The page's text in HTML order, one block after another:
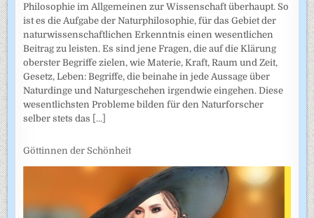
Philosophie im Allgemeinen zur Wissenschaft überhaupt. So
ist es die Aufgabe der Naturphilosophie, für das Gebiet der
naturwissenschaftlichen Erkenntnis einen wesentlichen
Beitrag zu leisten. Es sind jene Fragen, die auf die Klärung
oberster Begriffe zielen, wie Materie, Kraft, Raum und Zeit,
Gesetz, Leben: Begriffe, die beinahe in jede Aussage über
Naturdinge und Naturgeschehen irgendwie eingehen. Diese
wesentlichsten Probleme bilden für den Naturforscher
selber stets das [...]
Göttinnen der Schönheit